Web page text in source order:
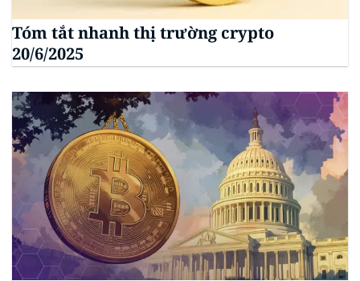
Tóm tắt nhanh thị trường crypto
20/6/2025